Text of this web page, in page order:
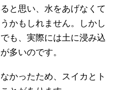
と思い、水をあげなくて
かもしれません。しかし
も、実際には土に浸み込
多いのです。
かったため、スイカとト